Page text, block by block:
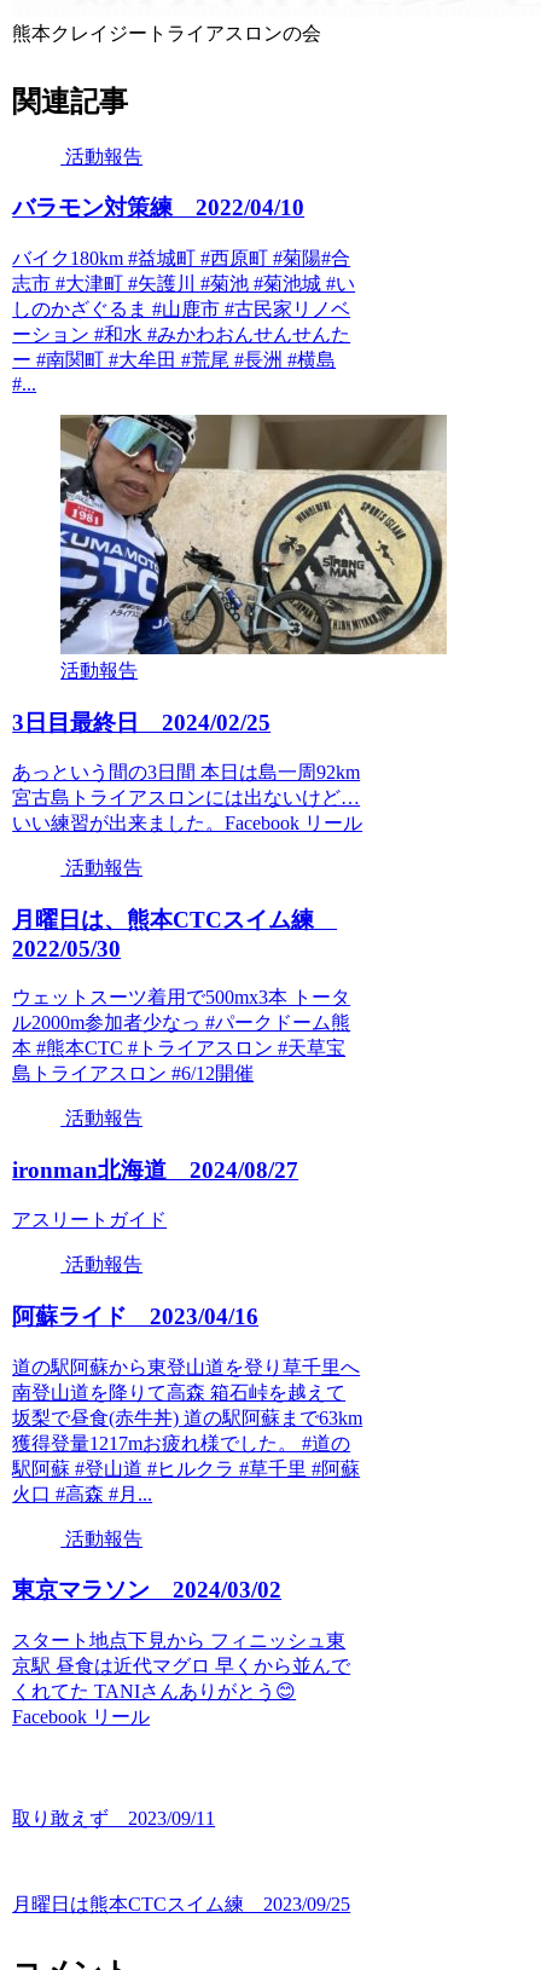
熊本クレイジートライアスロンの会
関連記事
活動報告
バラモン対策練 2022/04/10
バイク180km #益城町 #西原町 #菊陽#合
志市 #大津町 #矢護川 #菊池 #菊池城 #い
しのかざぐるま #山鹿市 #古民家リノベ
ーション #和水 #みかわおんせんせんた
ー #南関町 #大牟田 #荒尾 #長洲 #横島
#...
活動報告
3日目最終日 2024/02/25
あっという間の3日間 本日は島一周92km
宮古島トライアスロンには出ないけど…
いい練習が出来ました。Facebook リール
活動報告
月曜日は、熊本CTCスイム練
2022/05/30
ウェットスーツ着用で500mx3本 トータ
ル2000m参加者少なっ #パークドーム熊
本 #熊本CTC #トライアスロン #天草宝
島トライアスロン #6/12開催
活動報告
ironman北海道 2024/08/27
アスリートガイド
活動報告
阿蘇ライド 2023/04/16
道の駅阿蘇から東登山道を登り草千里へ
南登山道を降りて高森 箱石峠を越えて
坂梨で昼食(赤牛丼) 道の駅阿蘇まで63km
獲得登量1217mお疲れ様でした。 #道の
駅阿蘇 #登山道 #ヒルクラ #草千里 #阿蘇
火口 #高森 #月...
活動報告
東京マラソン 2024/03/02
スタート地点下見から フィニッシュ東
京駅 昼食は近代マグロ 早くから並んで
くれてた TANIさんありがとう😊
Facebook リール
取り敢えず 2023/09/11
月曜日は熊本CTCスイム練 2023/09/25